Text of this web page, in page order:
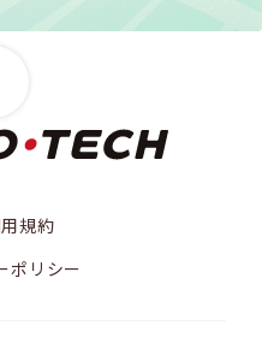
規約
ポリシー